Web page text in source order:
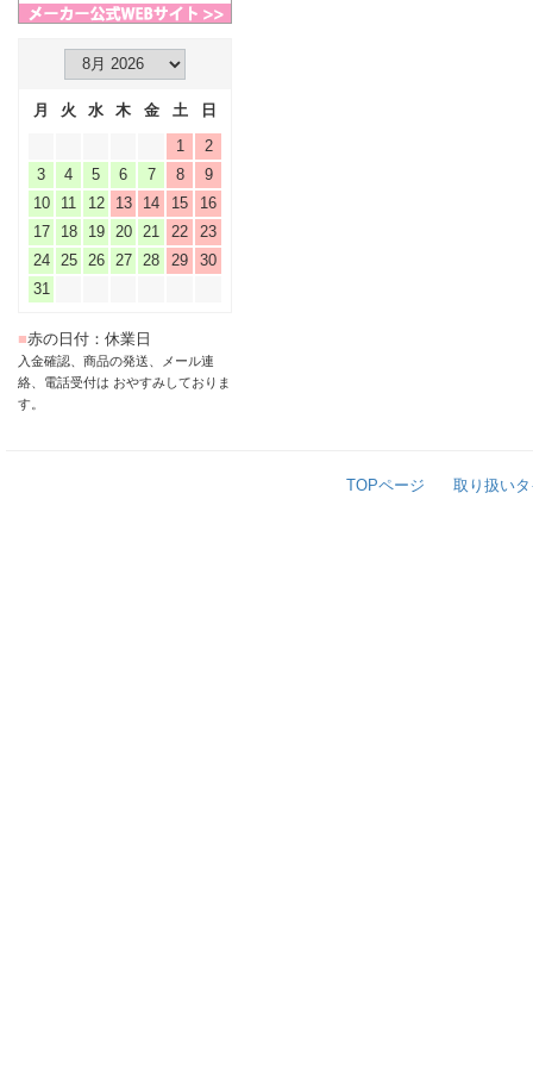
月 火 水 木 金 土
日
1
2
3
4 5 6 7 8
9
10
11 12 13 14 15
16
17
18 19 20 21 22
23
24
25 26 27 28 29
30
31
■赤の日付：休業日
入金確認、商品の発送、メール連
絡、電話受付は おやすみしておりま
す。
TOPページ 取り扱い